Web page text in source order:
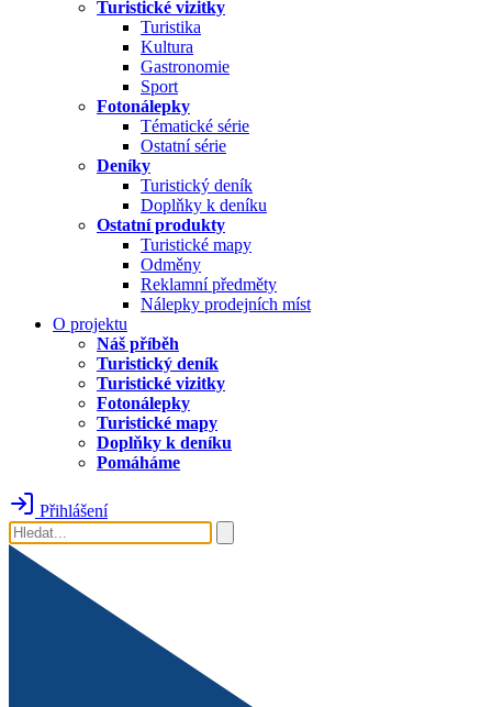
Turistické vizitky
Turistika
Kultura
Gastronomie
Sport
Fotonálepky
Tématické série
Ostatní série
Deníky
Turistický deník
Doplňky k deníku
Ostatní produkty
Turistické mapy
Odměny
Reklamní předměty
Nálepky prodejních míst
O projektu
Náš příběh
Turistický deník
Turistické vizitky
Fotonálepky
Turistické mapy
Doplňky k deníku
Pomáháme
Přihlášení